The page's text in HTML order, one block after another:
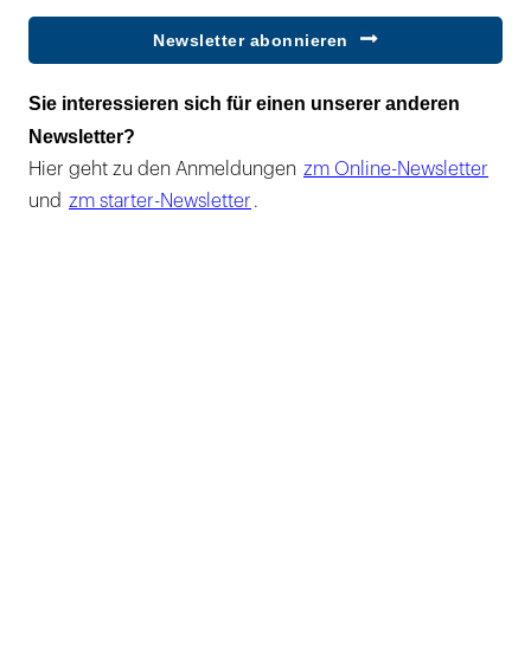
Newsletter abonnieren
Sie interessieren sich für einen unserer anderen
Newsletter?
Hier geht zu den Anmeldungen zm Online-Newsletter
und zm starter-Newsletter .